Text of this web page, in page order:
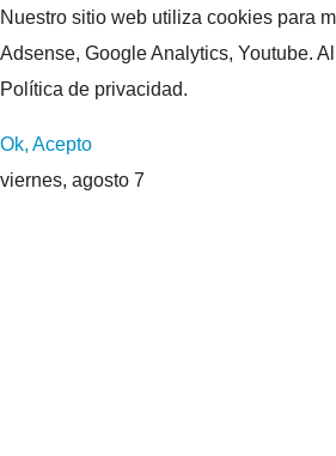
Nuestro sitio web utiliza cookies para
Adsense, Google Analytics, Youtube.
Política de privacidad.
Ok, Acepto
viernes, agosto 7